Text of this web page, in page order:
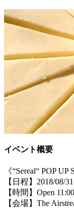
イベント概要
《“Sereal“ POP
【日程】2018/08/
【時間】Open
【会場】The